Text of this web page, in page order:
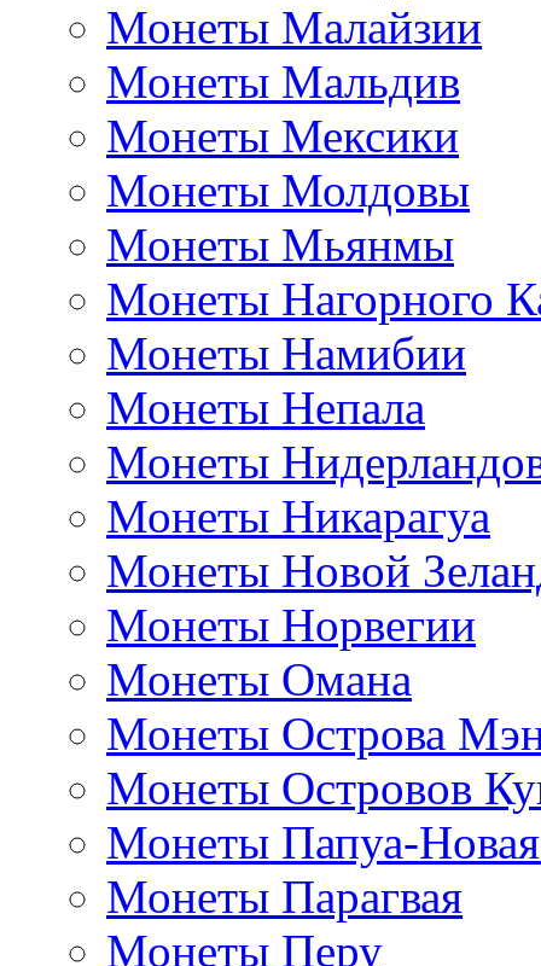
Монеты Малайзии
Монеты Мальдив
Монеты Мексики
Монеты Молдовы
Монеты Мьянмы
Монеты Нагорного
Монеты Намибии
Монеты Непала
Монеты
Монеты Никарагуа
Монеты Новой
Монеты Норвегии
Монеты Омана
Монеты Острова
Монеты Островов
Монеты Папуа-
Монеты Парагвая
Монеты Перу